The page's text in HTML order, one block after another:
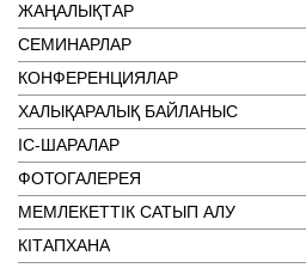
ЖАҢАЛЫҚТАР
СЕМИНАРЛАР
КОНФЕРЕНЦИЯЛАР
ХАЛЫҚАРАЛЫҚ БАЙЛАНЫС
ІC-ШАРАЛАР
ФОТОГАЛЕРЕЯ
МЕМЛЕКЕТТІК САТЫП АЛУ
КІТАПХАНА